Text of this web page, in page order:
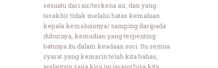
sesuatu dari air/terkena air, dan yang
terakhir tidak melalui batas kemaluan
kepala kemaluannya/ samping daripada
duburnya, kemudian yang terpenting
batunya itu dalam keadaan suci. Itu semua
syarat yang kemarin telah kita bahas,